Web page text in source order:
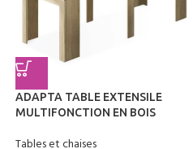
ADAPTA TABLE EXTENSILE
MULTIFONCTION EN BOIS
Tables et chaises